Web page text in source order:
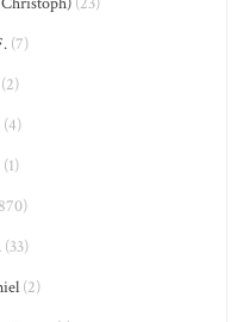
(7)
(2)
(4)
(1)
(33)
(2)